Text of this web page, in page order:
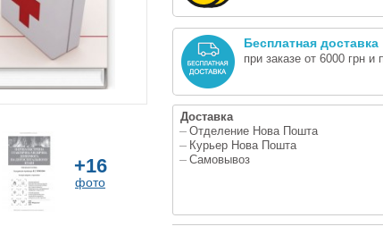
+16
фото
Бесплатная доставка
при заказе от 6000 грн
Доставка
Отделение Нова Пошта
Курьер Нова Пошта
Самовывоз